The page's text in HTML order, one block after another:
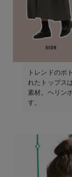
トレンドのボ
れたトップス
素材。ヘリン
す。